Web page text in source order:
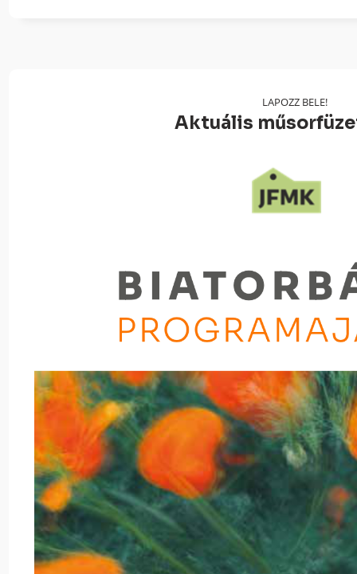
LAPOZZ BELE!
Aktuális